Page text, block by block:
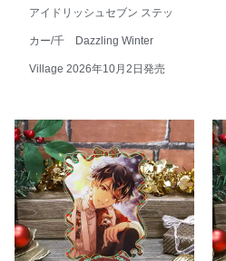
アイドリッシュセブン ステッ
カー/千 Dazzling Winter
Village 2026年10月2日発売